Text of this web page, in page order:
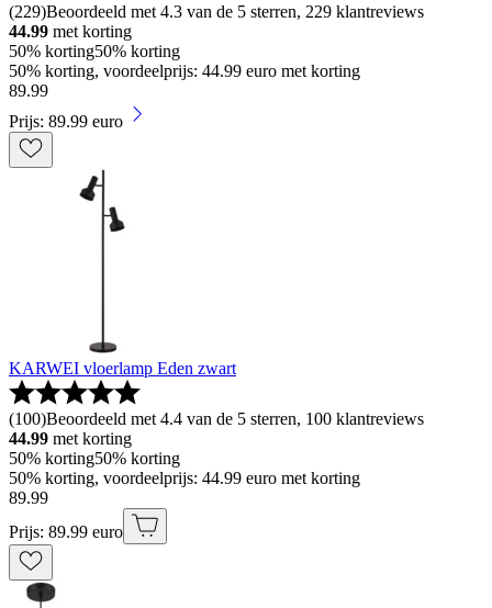
(229)Beoordeeld met 4.3 van de 5 sterren, 229 klantreviews
44.99 met korting
50% korting50% korting
50% korting, voordeelprijs: 44.99 euro met korting
89.99
Prijs: 89.99 euro
KARWEI vloerlamp Eden zwart
(100)Beoordeeld met 4.4 van de 5 sterren, 100 klantreviews
44.99 met korting
50% korting50% korting
50% korting, voordeelprijs: 44.99 euro met korting
89.99
Prijs: 89.99 euro